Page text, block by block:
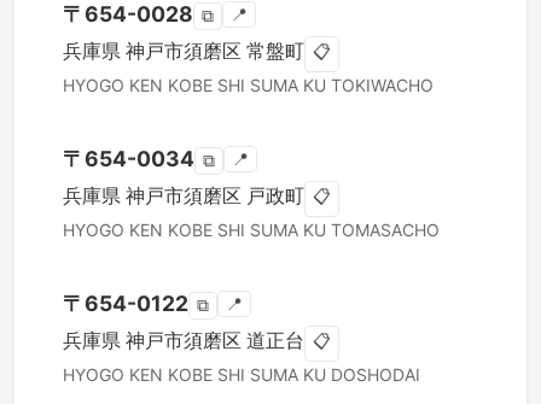
〒654-0028 ⧉ 📍
兵庫県 神戸市須磨区 常盤町 📋
HYOGO KEN KOBE SHI SUMA KU TOKIWACHO
〒654-0034 ⧉ 📍
兵庫県 神戸市須磨区 戸政町 📋
HYOGO KEN KOBE SHI SUMA KU TOMASACHO
〒654-0122 ⧉ 📍
兵庫県 神戸市須磨区 道正台 📋
HYOGO KEN KOBE SHI SUMA KU DOSHODAI